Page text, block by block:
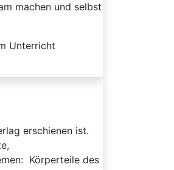
machen und selbst
Unterricht
erschienen ist.
Körperteile des